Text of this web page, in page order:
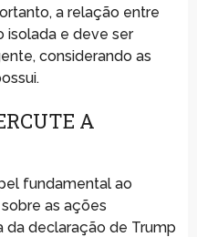
a relação entre
isolada e deve ser
considerando as
A
fundamental ao
as ações
da declaração de Trump